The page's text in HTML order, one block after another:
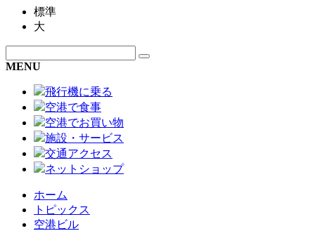
標準
大
MENU
飛行機に乗る
空港で食事
空港でお買い物
施設・サービス
交通アクセス
ネットショップ
ホーム
トピックス
空港ビル